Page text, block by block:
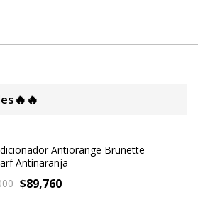
Antiorange Brunette
Antinaranja
$89,760